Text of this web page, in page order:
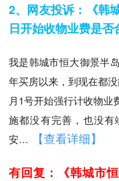
2、网友投诉：《韩
日开始收物业费是否
我是韩城市恒大御景半
年买房以来，到现在都
月1号开始强行计收物
施都没有完善，也没
安…
【查看详细】
有回复：《韩城市